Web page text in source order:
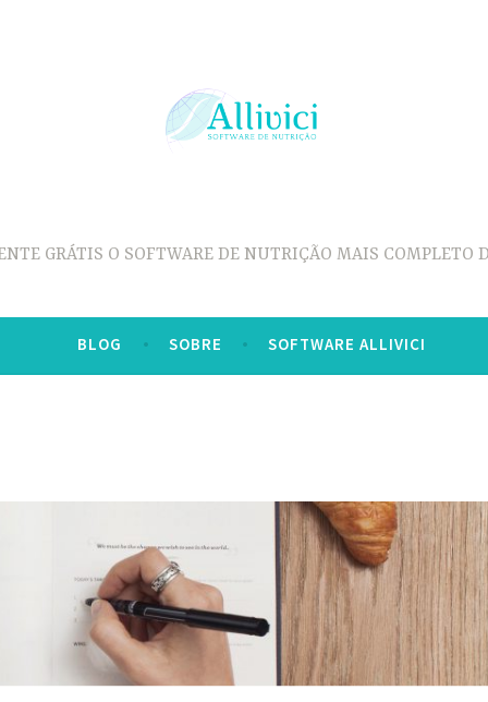
GRÁTIS O SOFTWARE DE NUTRIÇÃO MAIS COMPLETO
BLOG SOBRE SOFTWARE ALLIVICI